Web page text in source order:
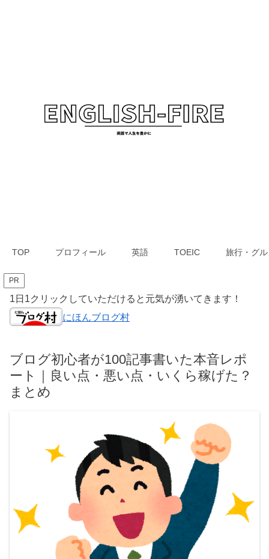
TOP プロフィール 英語 TOEIC 旅行・グ
PR
1日1クリックしていただけると元気が湧いてきます！
にほんブログ村
ブログ初心者が100記事書いた本音レポ
ート｜良い点・悪い点・いくら稼げた？
まとめ